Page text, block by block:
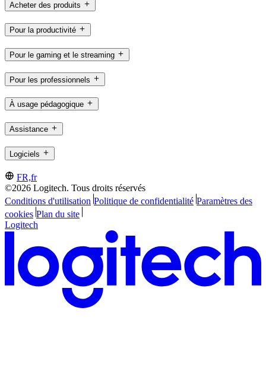
Acheter des produits
Pour la productivité
Pour le gaming et le streaming
Pour les professionnels
À usage pédagogique
Assistance
Logiciels
FR,fr
©2026 Logitech. Tous droits réservés
Conditions d'utilisation Politique de confidentialité Paramètres des
cookies Plan du site
Logitech